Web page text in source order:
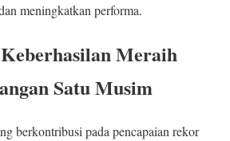
meningkatkan performa.
Meraih
Satu Musim
berkontribusi pada pencapaian rekor